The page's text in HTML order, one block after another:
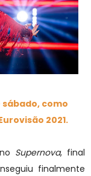
como
2021.
Supernova, final
finalmente